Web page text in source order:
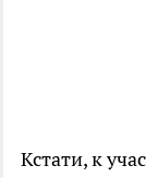
Кстати, к